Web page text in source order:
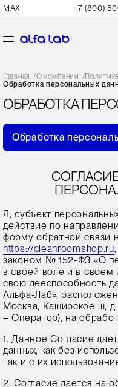
MAX +7 (800)
Главная /О компании /
Обработка персональных
ОБРАБОТКА
Обработка
Я, субъект
действие по
форму обратной связи
https://cleanroomshop.ru
законом № 152-ФЗ «О
в своей воле и в своем
свою дееспособность
Альфа-Лаб»,
Москва, Каширское ш,
– Оператор), на
1. Данное Согласие
данных, как без
так и с их
2. Согласие дается на